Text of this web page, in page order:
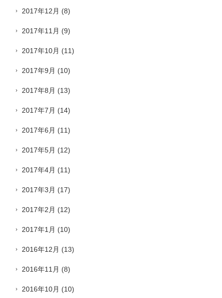
2017年12月 (8)
2017年11月 (9)
2017年10月 (11)
2017年9月 (10)
2017年8月 (13)
2017年7月 (14)
2017年6月 (11)
2017年5月 (12)
2017年4月 (11)
2017年3月 (17)
2017年2月 (12)
2017年1月 (10)
2016年12月 (13)
2016年11月 (8)
2016年10月 (10)